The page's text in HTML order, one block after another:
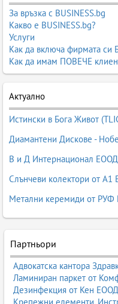
За връзка с BUSINESS.bg
Какво е BUSINESS.bg?
Услуги
Как да включа фирмата си
Как да имам ПОВЕЧЕ
Актуално
Истински в Бога Живот
Диамантени Дискове -
В и Д Интернационал ЕООД
Слънчеви колектори от А1
Метални керемиди от
Партньори
Адвокатска кантора
Ламиниран паркет от
Дезинфекция от Кен ЕООД